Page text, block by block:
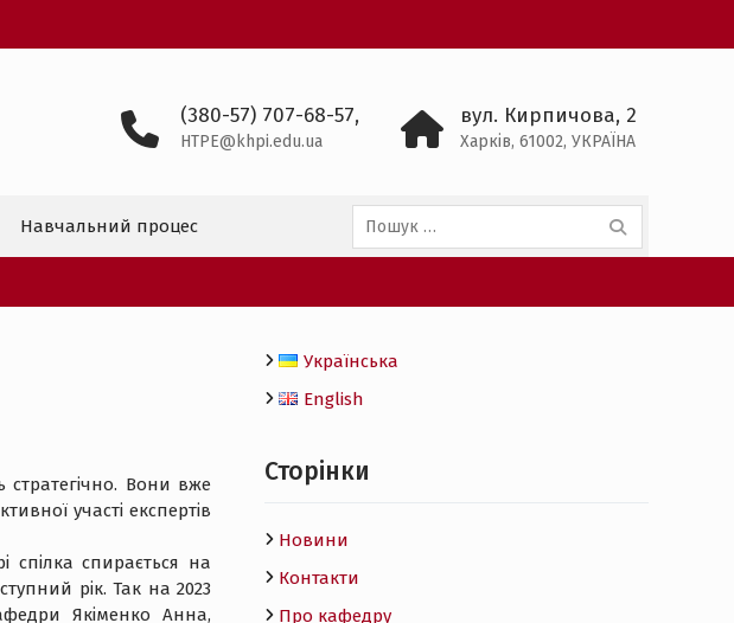
(380-57) 707-68-57,
HTPE@khpi.edu.ua
вул. Кирпичова, 2
Харків, 61002, УКРАЇНА
Навчальний процес
Пошук:
Вони вже
участі експертів
спілка спирається на
рік. Так на 2023
Якіменко Анна,
Українська
English
Сторінки
Новини
Контакти
Про кафедру